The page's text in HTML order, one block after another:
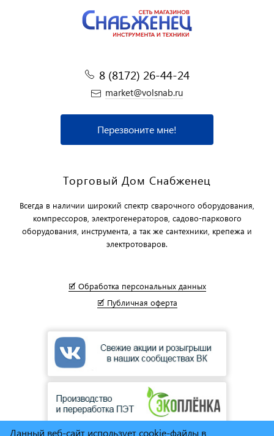
8 (8172) 26-44-24
market@volsnab.ru
Перезвоните мне!
Торговый Дом Снабженец
Всегда в наличии широкий спектр сварочного оборудования,
компрессоров, электрогенераторов, садово-паркового
оборудования, инструмента, а так же сантехники, крепежа и
электротоваров.
🗹 Обработка персональных данных
🗹 Публичная оферта
Данный веб-сайт использует cookie-файлы в